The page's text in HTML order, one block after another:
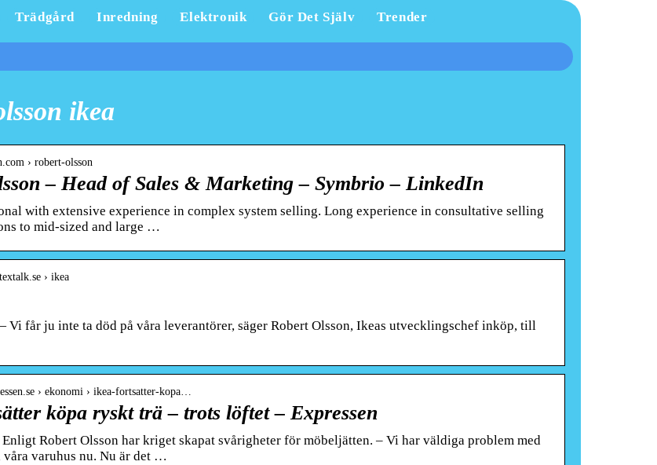
Trädgård Inredning Elektronik Gör Det Själv Trender
ikea
› robert-olsson
– Head of Sales & Marketing – Symbrio – LinkedIn
with extensive experience in complex system selling. Long experience in consultative selling
to mid-sized and large …
› ikea
Vi får ju inte ta död på våra leverantörer, säger Robert Olsson, Ikeas utvecklingschef inköp, till
› ekonomi › ikea-fortsatter-kopa…
köpa ryskt trä – trots löftet – Expressen
Robert Olsson har kriget skapat svårigheter för möbeljätten. – Vi har väldiga problem med
varuhus nu. Nu är det …